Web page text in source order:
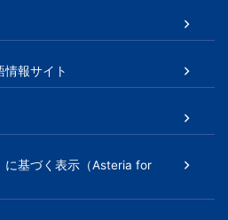
報サイト
に基づく表示（Asteria for